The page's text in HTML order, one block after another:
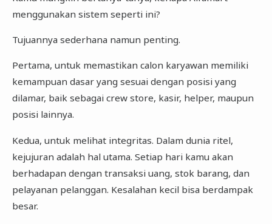
menggunakan sistem seperti ini?
Tujuannya sederhana namun penting.
Pertama, untuk memastikan calon karyawan memiliki
kemampuan dasar yang sesuai dengan posisi yang
dilamar, baik sebagai crew store, kasir, helper, maupun
posisi lainnya.
Kedua, untuk melihat integritas. Dalam dunia ritel,
kejujuran adalah hal utama. Setiap hari kamu akan
berhadapan dengan transaksi uang, stok barang, dan
pelayanan pelanggan. Kesalahan kecil bisa berdampak
besar.